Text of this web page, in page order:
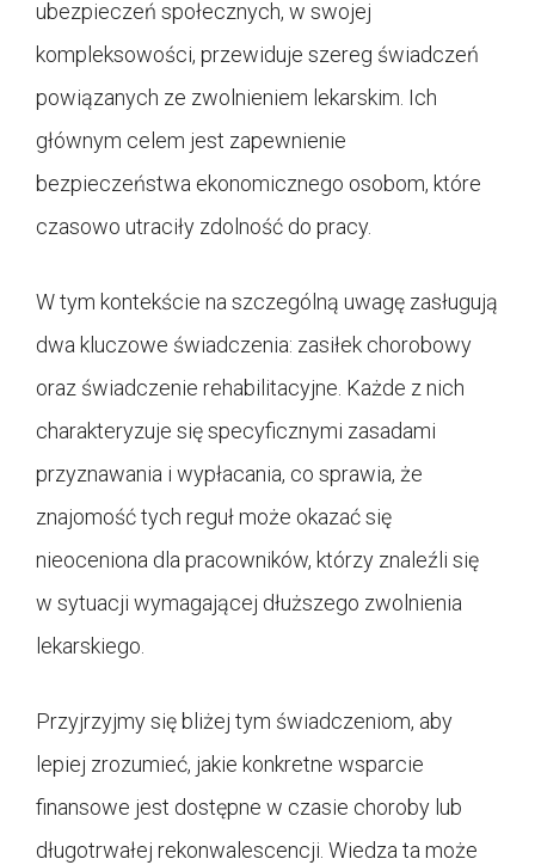
ubezpieczeń społecznych, w swojej
kompleksowości, przewiduje szereg świadczeń
powiązanych ze zwolnieniem lekarskim. Ich
głównym celem jest zapewnienie
bezpieczeństwa ekonomicznego osobom, które
czasowo utraciły zdolność do pracy.
W tym kontekście na szczególną uwagę zasługują
dwa kluczowe świadczenia: zasiłek chorobowy
oraz świadczenie rehabilitacyjne. Każde z nich
charakteryzuje się specyficznymi zasadami
przyznawania i wypłacania, co sprawia, że
znajomość tych reguł może okazać się
nieoceniona dla pracowników, którzy znaleźli się
w sytuacji wymagającej dłuższego zwolnienia
lekarskiego.
Przyjrzyjmy się bliżej tym świadczeniom, aby
lepiej zrozumieć, jakie konkretne wsparcie
finansowe jest dostępne w czasie choroby lub
długotrwałej rekonwalescencji. Wiedza ta może